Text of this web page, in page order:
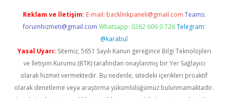
Reklam ve İletişim: E-mail: backlinkpaneli@gmail.com Teams:
forumhizmeti@gmail.com Whatsapp: 0262 606 0 726 Telegram:
@karabul
Yasal Uyarı: Sitemiz, 5651 Sayılı Kanun gereğince Bilgi Teknolojileri
ve İletişim Kurumu (BTK) tarafından onaylanmış bir Yer Sağlayıcı
olarak hizmet vermektedir. Bu nedenle, sitedeki içerikleri proaktif
olarak denetleme veya araştırma yükümlülüğümüz bulunmamaktadır.